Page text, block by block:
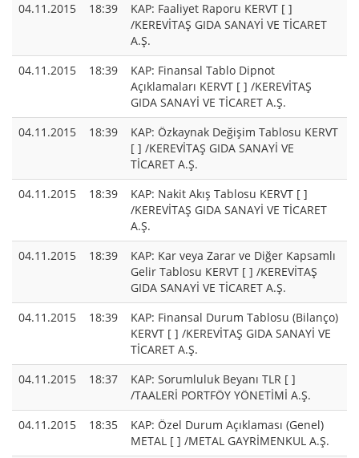
04.11.2015
18:39
KAP: Faaliyet Raporu KERVT [ ]
/KEREVİTAŞ GIDA SANAYİ VE TİCARET
A.Ş.
04.11.2015
18:39
KAP: Finansal Tablo Dipnot
Açıklamaları KERVT [ ] /KEREVİTAŞ
GIDA SANAYİ VE TİCARET A.Ş.
04.11.2015
18:39
KAP: Özkaynak Değişim Tablosu KERVT
[ ] /KEREVİTAŞ GIDA SANAYİ VE
TİCARET A.Ş.
04.11.2015
18:39
KAP: Nakit Akış Tablosu KERVT [ ]
/KEREVİTAŞ GIDA SANAYİ VE TİCARET
A.Ş.
04.11.2015
18:39
KAP: Kar veya Zarar ve Diğer Kapsamlı
Gelir Tablosu KERVT [ ] /KEREVİTAŞ
GIDA SANAYİ VE TİCARET A.Ş.
04.11.2015
18:39
KAP: Finansal Durum Tablosu (Bilanço)
KERVT [ ] /KEREVİTAŞ GIDA SANAYİ VE
TİCARET A.Ş.
04.11.2015
18:37
KAP: Sorumluluk Beyanı TLR [ ]
/TAALERİ PORTFÖY YÖNETİMİ A.Ş.
04.11.2015
18:35
KAP: Özel Durum Açıklaması (Genel)
METAL [ ] /METAL GAYRİMENKUL A.Ş.